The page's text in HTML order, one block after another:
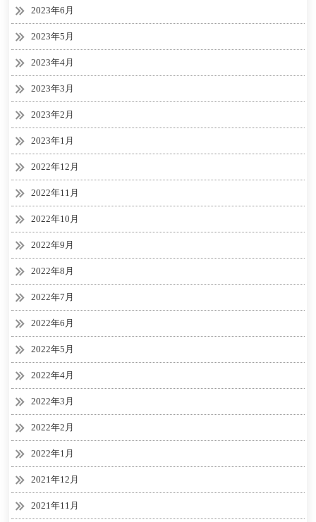
2023年6月
2023年5月
2023年4月
2023年3月
2023年2月
2023年1月
2022年12月
2022年11月
2022年10月
2022年9月
2022年8月
2022年7月
2022年6月
2022年5月
2022年4月
2022年3月
2022年2月
2022年1月
2021年12月
2021年11月